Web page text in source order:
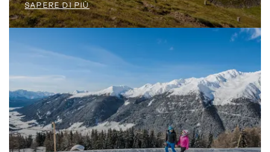
SAPERE DI PIÙ